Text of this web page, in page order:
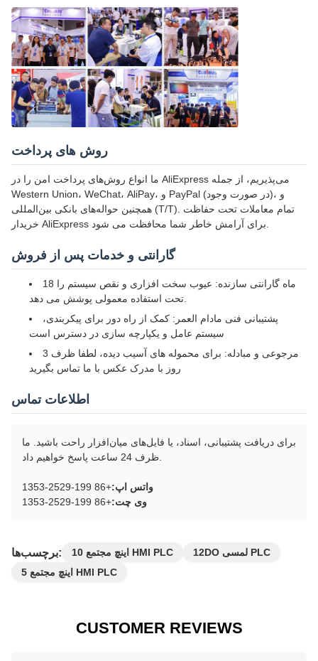
روش های پرداخت
ما انواع روش‌های پرداخت امن را در AliExpress می‌پذیریم، از جمله
Western Union، WeChat، AliPay، و PayPal (در صورت وجود)، و
همچنین حواله‌های بانکی بین‌المللی (T/T). تمام معاملات تحت حفاظت
خریدار AliExpress برای آرامش خاطر شما محافظت می شود.
گارانتی و خدمات پس از فروش
18 ماه گارانتی سازنده: عیوب سخت افزاری و نقص سیستم را
تحت استفاده معمولی پوشش می دهد.
پشتیبانی فنی مادام العمر: کمک از راه دور برای پیکربندی،
سیستم عامل و یکپارچه سازی در دسترس است
مرجوعی و مبادله: برای محموله های آسیب دیده، لطفا ظرف 3
روز با مدرک عکس با ما تماس بگیرید
اطلاعات تماس
برای دریافت پشتیبانی، اسناد، یا فایل‌های میان‌افزار راحت باشید. ما
ظرف 24 ساعت پاسخ خواهیم داد.
واتس اپ:+86 199-2529-1353
وی چت:+86 199-2529-1353
برچسب‌ها: 10 اینچ مجتمع HMI PLC
12DO لمسی PLC
5 اینچ مجتمع HMI PLC
CUSTOMER REVIEWS